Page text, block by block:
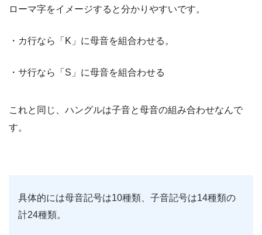
ローマ字をイメージすると分かりやすいです。
・カ行なら「K」に母音を組合わせる。
・サ行なら「S」に母音を組合わせる
これと同じ、ハングルは子音と母音の組み合わせなんで
す。
具体的には母音記号は10種類、子音記号は14種類の
計24種類。